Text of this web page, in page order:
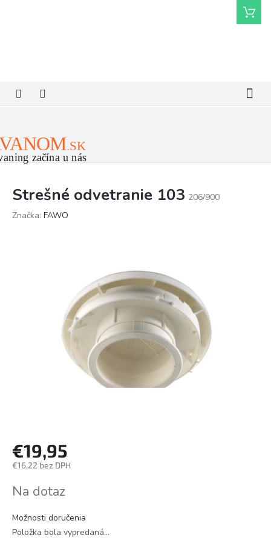
košík
Strešné odvetranie 103 206/900
Značka: FAWO
€19,95
€16,22 bez DPH
cena:
Na dotaz
Možnosti doručenia
Položka bola vypredaná…